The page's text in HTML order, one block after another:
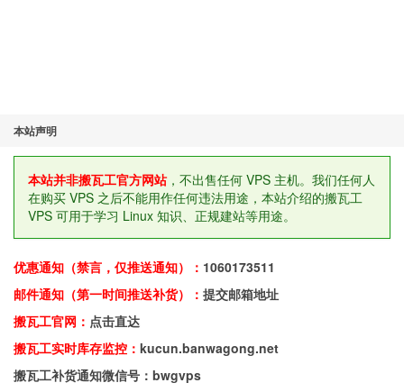
本站声明
本站并非搬瓦工官方网站，不出售任何 VPS 主机。我们任何人
在购买 VPS 之后不能用作任何违法用途，本站介绍的搬瓦工
VPS 可用于学习 Linux 知识、正规建站等用途。
优惠通知（禁言，仅推送通知）： 1060173511
邮件通知（第一时间推送补货）： 提交邮箱地址
搬瓦工官网： 点击直达
搬瓦工实时库存监控： kucun.banwagong.net
搬瓦工补货通知微信号：bwgvps